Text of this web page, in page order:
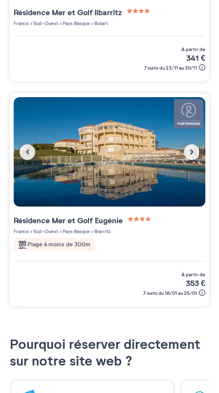
Résidence Mer et Golf Ilbarritz
France>Sud-Ouest>Pays Basque>Bidart
à partir de
341 €
7 nuits du 23/11 au 30/11
Résidence Mer et Golf Eugénie
France>Sud-Ouest>Pays Basque>Biarritz
Plage à moins de 300m
à partir de
353€
7 nuits du 18/01 au 25/01
Pourquoi réserver directement
sur notre site web ?